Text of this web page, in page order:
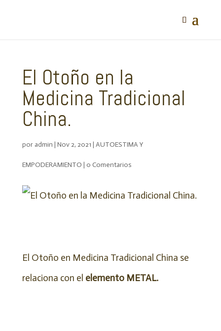
El Otoño en la
Medicina Tradicional
China.
por admin | Nov 2, 2021 | AUTOESTIMA Y
EMPODERAMIENTO | 0 Comentarios
El Otoño en Medicina Tradicional China se
relaciona con el elemento METAL.